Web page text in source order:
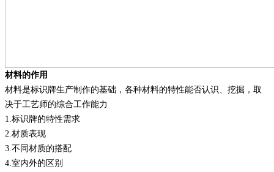
材料的作用
材料是标识牌生产制作的基础，各种材料的特性能否认识、挖掘，取
决于工艺师的综合工作能力
1 标识牌的特性需求
2 材质表现
3 不同材质的搭配
4 室内外的区别